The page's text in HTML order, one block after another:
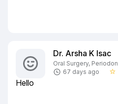
Dr. Arsha K Isac
Oral Surgery,
67 days ago
star_border
Hello